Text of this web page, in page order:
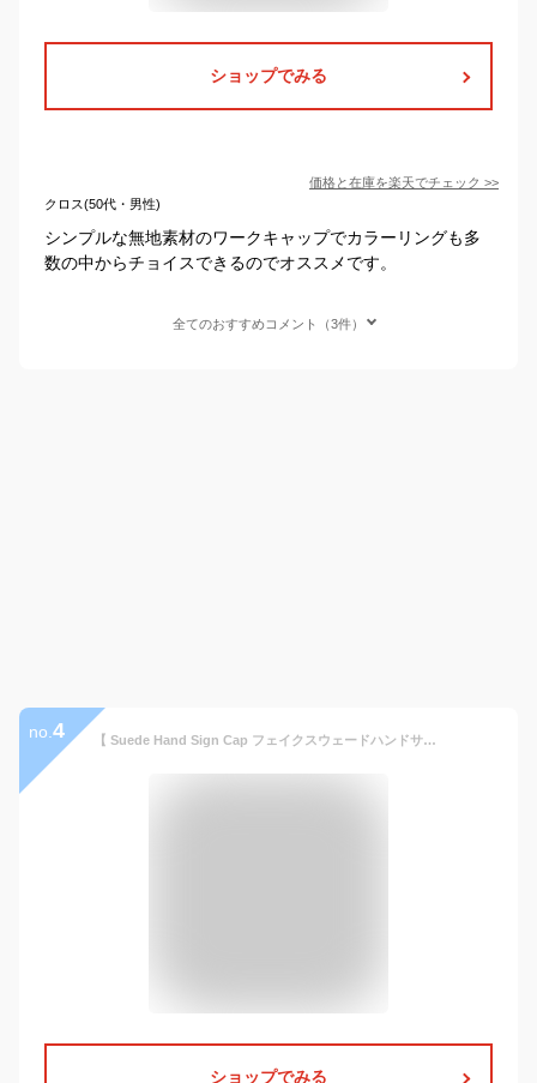
ショップでみる
価格と在庫を楽天でチェック >>
クロス(50代・男性)
シンプルな無地素材のワークキャップでカラーリングも多
数の中からチョイスできるのでオススメです。
全てのおすすめコメント（3件）
no. 4 【 Suede Hand Sign Cap フェイクスウェードハンドサインキャップ 】帽子 キャップ ローキャップ cap メンズ レディース ユニセックス スエード リバーアップ オシャレ おしゃれ 人気 楽天 楽天 セール ペアルック ペア mooca モカ
ショップでみる